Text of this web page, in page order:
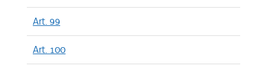
Art. 99
Art. 100